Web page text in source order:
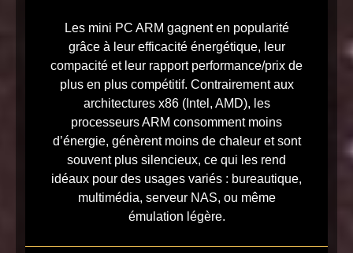
Les mini PC ARM gagnent en popularité
grâce à leur efficacité énergétique, leur
compacité et leur rapport performance/prix de
plus en plus compétitif. Contrairement aux
architectures x86 (Intel, AMD), les
processeurs ARM consomment moins
d’énergie, génèrent moins de chaleur et sont
souvent plus silencieux, ce qui les rend
idéaux pour des usages variés : bureautique,
multimédia, serveur NAS, ou même
émulation légère.